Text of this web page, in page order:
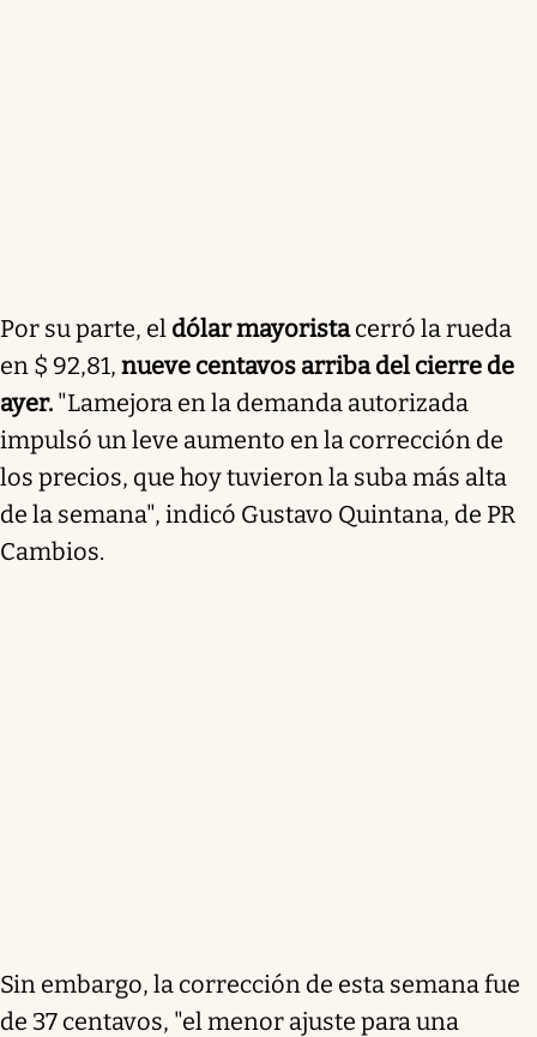
Por su parte, el dólar mayoristacerró la rueda
en $ 92,81, nueve centavos arriba del cierre de
ayer. "Lamejora en la demanda autorizada
impulsó un leve aumento en la corrección de
los precios, que hoy tuvieron la suba más alta
de la semana", indicó Gustavo Quintana, de PR
Cambios.
Sin embargo, la corrección de esta semana fue
de 37 centavos, "el menor ajuste para una